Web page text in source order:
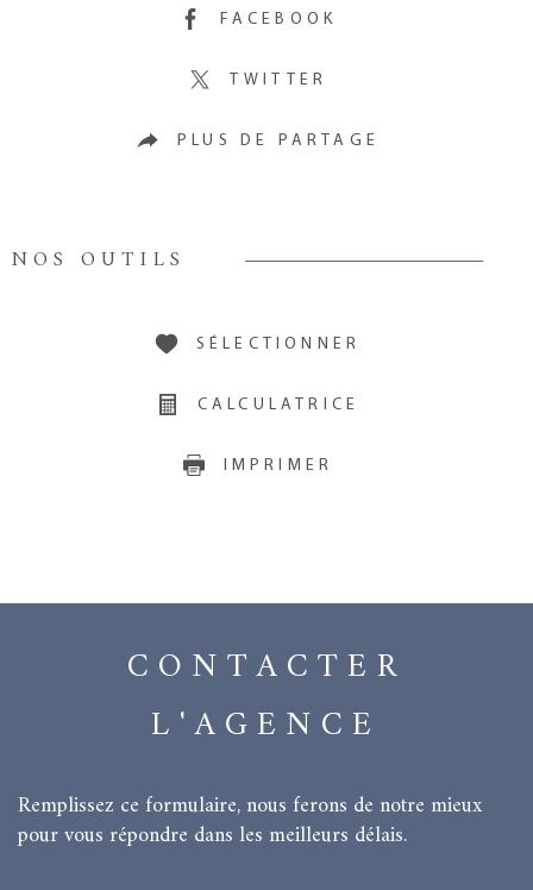
FACEBOOK
TWITTER
PLUS DE PARTAGE
NOS OUTILS
SÉLECTIONNER
CALCULATRICE
IMPRIMER
CONTACTER
L'AGENCE
Remplissez ce formulaire, nous ferons de notre mieux
pour vous répondre dans les meilleurs délais.